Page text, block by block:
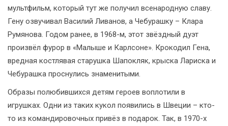
мультфильм, который тут же получил всенародную славу.
Гену озвучивал Василий Ливанов, а Чебурашку – Клара
Румянова. Годом ранее, в 1968-м, этот звёздный дуэт
произвёл фурор в «Малыше и Карлсоне». Крокодил Гена,
вредная костлявая старушка Шапокляк, крыска Лариска и
Чебурашка проснулись знаменитыми.
Образы полюбившихся детям героев воплотили в
игрушках. Одни из таких кукол появились в Швеции – кто-
то из командировочных привёз в подарок. Так, в 1970-х